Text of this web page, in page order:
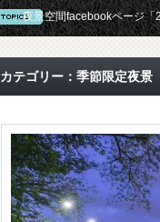
夜景空間facebookページ
当サイトでは、ユーザー様
カテゴリー：季節限定夜景